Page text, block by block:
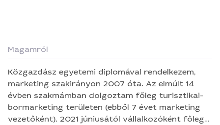
Magamról
Közgazdász egyetemi diplomával rendelkezem,
marketing szakirányon 2007 óta. Az elmúlt 14
évben szakmámban dolgoztam főleg turisztikai-
bormarketing területen (ebből 7 évet marketing
vezetőként). 2021 júniusától vállalkozóként főleg